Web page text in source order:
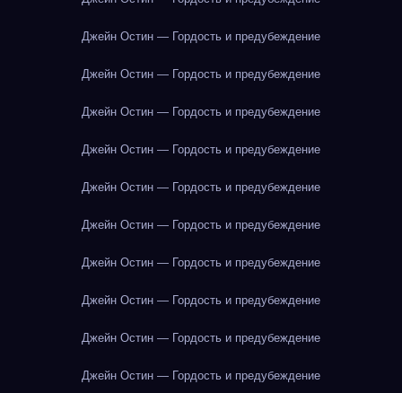
Джейн Остин — Гордость и предубеждение
Джейн Остин — Гордость и предубеждение
Джейн Остин — Гордость и предубеждение
Джейн Остин — Гордость и предубеждение
Джейн Остин — Гордость и предубеждение
Джейн Остин — Гордость и предубеждение
Джейн Остин — Гордость и предубеждение
Джейн Остин — Гордость и предубеждение
Джейн Остин — Гордость и предубеждение
Джейн Остин — Гордость и предубеждение